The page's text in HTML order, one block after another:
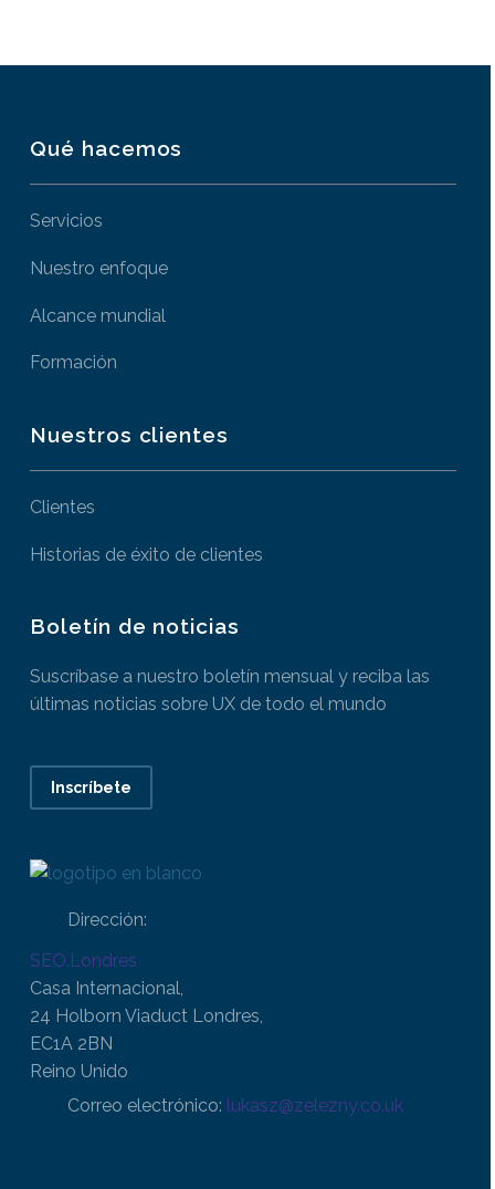
Qué hacemos
Servicios
Nuestro enfoque
Alcance mundial
Formación
Nuestros clientes
Clientes
Historias de éxito de clientes
Boletín de noticias
Suscríbase a nuestro boletín mensual y reciba las
últimas noticias sobre UX de todo el mundo
Inscríbete
Dirección:
SEO.Londres
Casa Internacional,
24 Holborn Viaduct Londres,
EC1A 2BN
Reino Unido
Correo electrónico: lukasz@zelezny.co.uk